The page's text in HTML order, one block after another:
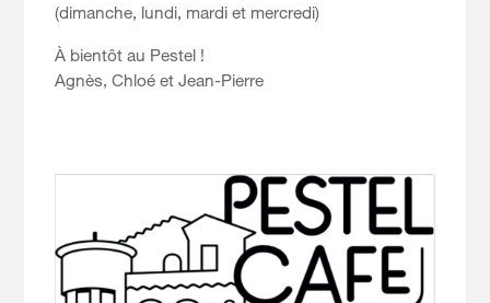
(dimanche, lundi, mardi et mercredi)
À bientôt au Pestel !
Agnès, Chloé et Jean-Pierre